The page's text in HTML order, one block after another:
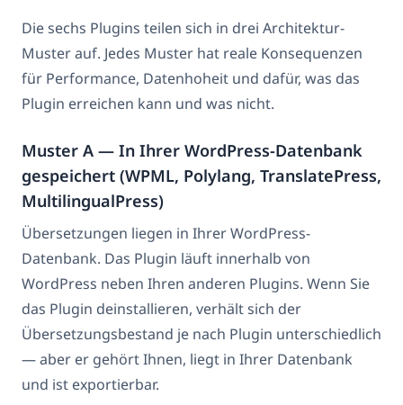
Die sechs Plugins teilen sich in drei Architektur-
Muster auf. Jedes Muster hat reale Konsequenzen
für Performance, Datenhoheit und dafür, was das
Plugin erreichen kann und was nicht.
Muster A — In Ihrer WordPress-Datenbank
gespeichert (WPML, Polylang, TranslatePress,
MultilingualPress)
Übersetzungen liegen in Ihrer WordPress-
Datenbank. Das Plugin läuft innerhalb von
WordPress neben Ihren anderen Plugins. Wenn Sie
das Plugin deinstallieren, verhält sich der
Übersetzungsbestand je nach Plugin unterschiedlich
— aber er gehört Ihnen, liegt in Ihrer Datenbank
und ist exportierbar.